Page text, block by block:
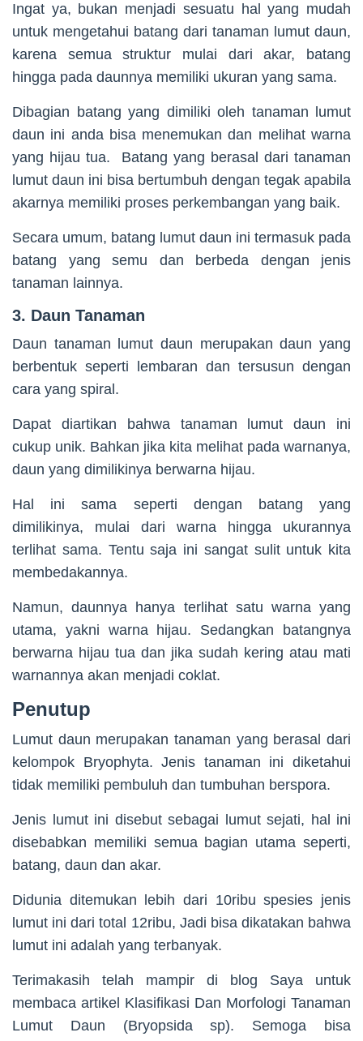
Ingat ya, bukan menjadi sesuatu hal yang mudah
untuk mengetahui batang dari tanaman lumut daun,
karena semua struktur mulai dari akar, batang
hingga pada daunnya memiliki ukuran yang sama.
Dibagian batang yang dimiliki oleh tanaman lumut
daun ini anda bisa menemukan dan melihat warna
yang hijau tua. Batang yang berasal dari tanaman
lumut daun ini bisa bertumbuh dengan tegak apabila
akarnya memiliki proses perkembangan yang baik.
Secara umum, batang lumut daun ini termasuk pada
batang yang semu dan berbeda dengan jenis
tanaman lainnya.
3. Daun Tanaman
Daun tanaman lumut daun merupakan daun yang
berbentuk seperti lembaran dan tersusun dengan
cara yang spiral.
Dapat diartikan bahwa tanaman lumut daun ini
cukup unik. Bahkan jika kita melihat pada warnanya,
daun yang dimilikinya berwarna hijau.
Hal ini sama seperti dengan batang yang
dimilikinya, mulai dari warna hingga ukurannya
terlihat sama. Tentu saja ini sangat sulit untuk kita
membedakannya.
Namun, daunnya hanya terlihat satu warna yang
utama, yakni warna hijau. Sedangkan batangnya
berwarna hijau tua dan jika sudah kering atau mati
warnannya akan menjadi coklat.
Penutup
Lumut daun merupakan tanaman yang berasal dari
kelompok Bryophyta. Jenis tanaman ini diketahui
tidak memiliki pembuluh dan tumbuhan berspora.
Jenis lumut ini disebut sebagai lumut sejati, hal ini
disebabkan memiliki semua bagian utama seperti,
batang, daun dan akar.
Didunia ditemukan lebih dari 10ribu spesies jenis
lumut ini dari total 12ribu, Jadi bisa dikatakan bahwa
lumut ini adalah yang terbanyak.
Terimakasih telah mampir di blog Saya untuk
membaca artikel Klasifikasi Dan Morfologi Tanaman
Lumut Daun (Bryopsida sp). Semoga bisa